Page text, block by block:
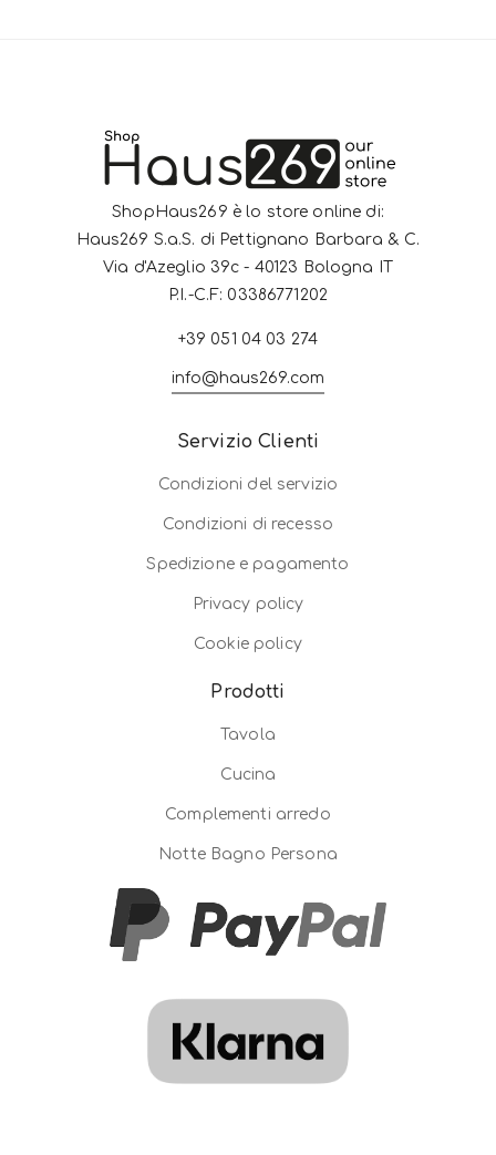
ShopHaus269 è lo store online di:
Haus269 S.a.S. di Pettignano Barbara & C.
Via d'Azeglio 39c - 40123 Bologna IT
P.I.-C.F: 03386771202
+39 051 04 03 274
info@haus269.com
Servizio Clienti
Condizioni del servizio
Condizioni di recesso
Spedizione e pagamento
Privacy policy
Cookie policy
Prodotti
Tavola
Cucina
Complementi arredo
Notte Bagno Persona